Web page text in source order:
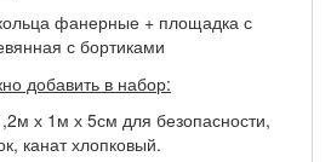
фанерные + площадка с
с бортиками
добавить в набор:
х 1м х 5см для безопасности,
канат хлопковый.